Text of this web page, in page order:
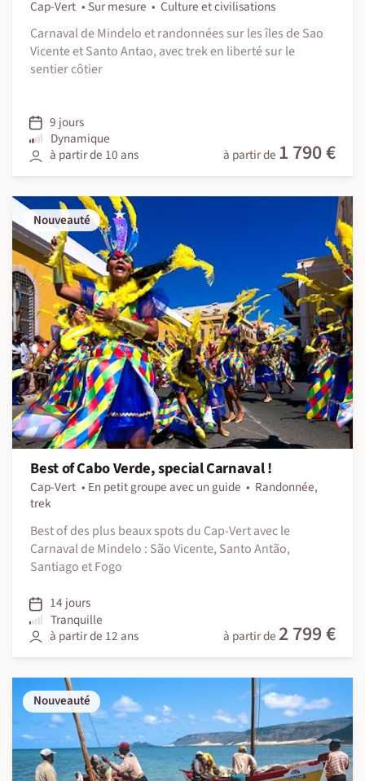
Cap-Vert Sur mesure
Culture et civilisations
Carnaval de Mindelo et randonnées sur les îles de Sao
Vicente et Santo Antao, avec trek en liberté sur le
sentier côtier
9 jours
Dynamique
à partir de 10 ans
à partir de 1 790 €
Nouveauté
Best of Cabo Verde, special Carnaval !
Cap-Vert En petit groupe avec un guide
Randonnée,
trek
Best of des plus beaux spots du Cap-Vert avec le
Carnaval de Mindelo : São Vicente, Santo Antão,
Santiago et Fogo
14 jours
Tranquille
à partir de 12 ans
à partir de 2 799 €
Nouveauté